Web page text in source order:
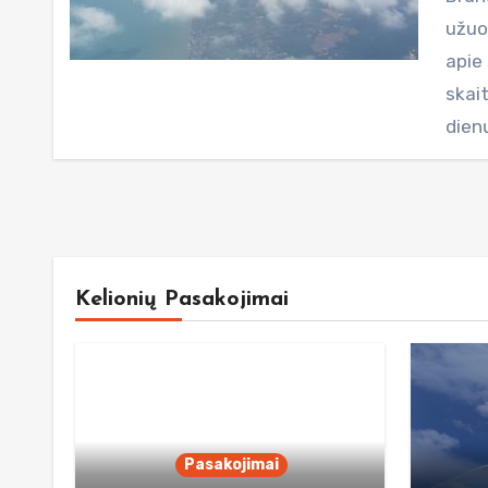
apie
Kelionių Pasakojimai
Pasakojimai